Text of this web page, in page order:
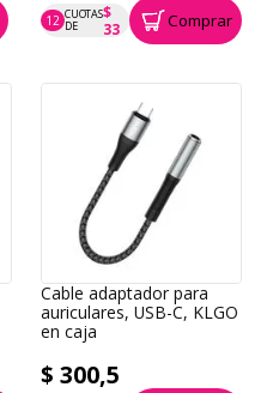
12 CUOTAS
DE
$
33
P.T.F. $ 395 Comprar
Cable adaptador para
auriculares, USB-C, KLGO
en caja
$ 300,5